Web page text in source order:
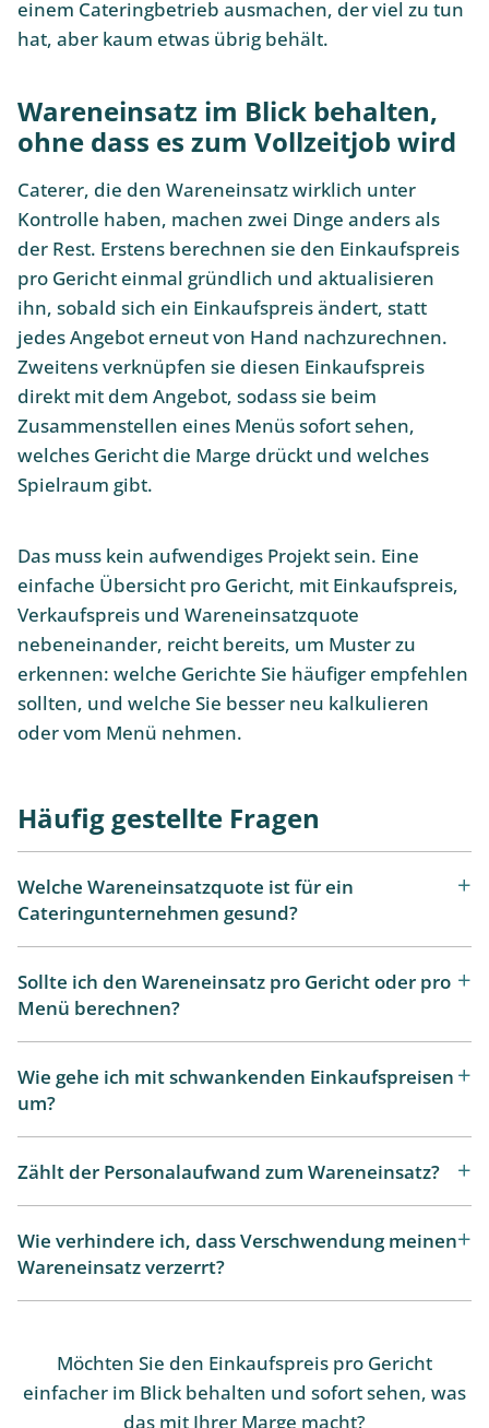
einem Cateringbetrieb ausmachen, der viel zu tun
hat, aber kaum etwas übrig behält.
Wareneinsatz im Blick behalten,
ohne dass es zum Vollzeitjob wird
Caterer, die den Wareneinsatz wirklich unter
Kontrolle haben, machen zwei Dinge anders als
der Rest. Erstens berechnen sie den Einkaufspreis
pro Gericht einmal gründlich und aktualisieren
ihn, sobald sich ein Einkaufspreis ändert, statt
jedes Angebot erneut von Hand nachzurechnen.
Zweitens verknüpfen sie diesen Einkaufspreis
direkt mit dem Angebot, sodass sie beim
Zusammenstellen eines Menüs sofort sehen,
welches Gericht die Marge drückt und welches
Spielraum gibt.
Das muss kein aufwendiges Projekt sein. Eine
einfache Übersicht pro Gericht, mit Einkaufspreis,
Verkaufspreis und Wareneinsatzquote
nebeneinander, reicht bereits, um Muster zu
erkennen: welche Gerichte Sie häufiger empfehlen
sollten, und welche Sie besser neu kalkulieren
oder vom Menü nehmen.
Häufig gestellte Fragen
Welche Wareneinsatzquote ist für ein
Cateringunternehmen gesund?
Sollte ich den Wareneinsatz pro Gericht oder pro
Menü berechnen?
Wie gehe ich mit schwankenden Einkaufspreisen
um?
Zählt der Personalaufwand zum Wareneinsatz?
Wie verhindere ich, dass Verschwendung meinen
Wareneinsatz verzerrt?
Möchten Sie den Einkaufspreis pro Gericht
einfacher im Blick behalten und sofort sehen, was
das mit Ihrer Marge macht?